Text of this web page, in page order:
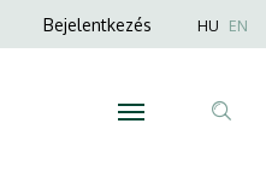
Anonim
menüje
Bejelentkezés HU EN